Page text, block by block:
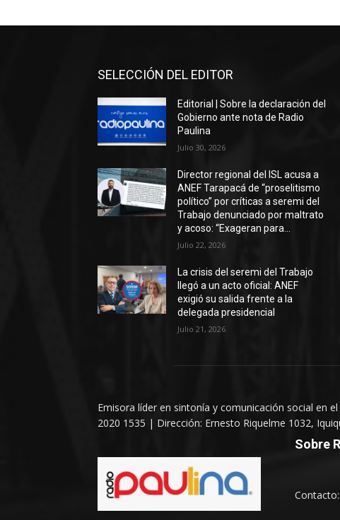
SELECCIÓN DEL EDITOR
Editorial | Sobre la declaración del
Gobierno ante nota de Radio
Paulina
Julio 30, 2026
Director regional del ISL acusa a
ANEF Tarapacá de “proselitismo
político” por críticas a seremi del
Trabajo denunciado por maltrato
y acoso: “Exageran para...
Julio 22, 2026
La crisis del seremi del Trabajo
llegó a un acto oficial: ANEF
exigió su salida frente a la
delegada presidencial
Julio 21, 2026
Emisora líder en sintonía y comunicación social en
2020 1535 | Dirección: Ernesto Riquelme 1032,
Sobre
Contacto: